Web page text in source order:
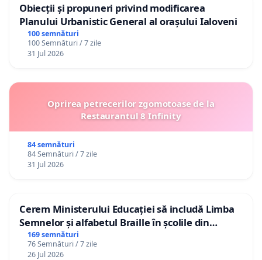
Obiecții și propuneri privind modificarea
Planului Urbanistic General al orașului Ialoveni
100 semnături
100 Semnături / 7 zile
31 Jul 2026
Oprirea petrecerilor zgomotoase de la
Restaurantul 8 Infinity
84 semnături
84 Semnături / 7 zile
31 Jul 2026
Cerem Ministerului Educației să includă Limba
Semnelor și alfabetul Braille în școlile din
Republica Moldova!
169 semnături
76 Semnături / 7 zile
26 Jul 2026